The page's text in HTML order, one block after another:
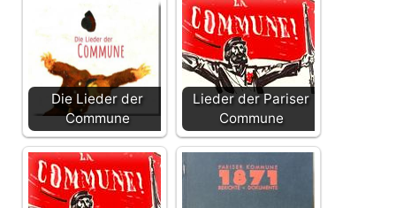
Die Lieder der
Commune
Lieder der Pariser
Commune